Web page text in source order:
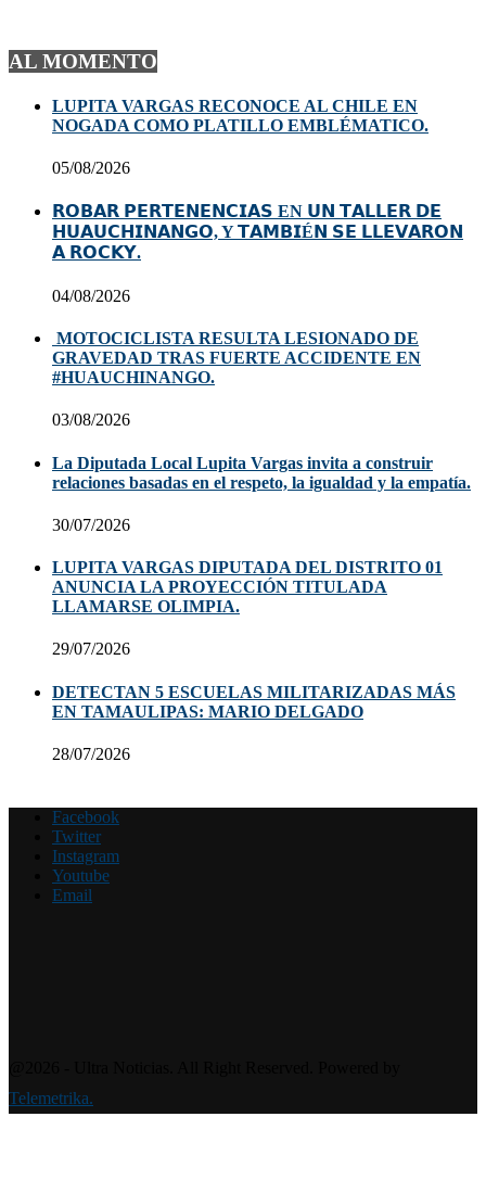
AL MOMENTO
LUPITA VARGAS RECONOCE AL CHILE EN
NOGADA COMO PLATILLO EMBLÉMATICO.
05/08/2026
𝗥𝗢𝗕𝗔𝗥 𝗣𝗘𝗥𝗧𝗘𝗡𝗘𝗡𝗖𝗜𝗔𝗦 EN 𝗨𝗡 𝗧𝗔𝗟𝗟𝗘𝗥 𝗗𝗘
𝗛𝗨𝗔𝗨𝗖𝗛𝗜𝗡𝗔𝗡𝗚𝗢, Y 𝗧𝗔𝗠𝗕𝗜É𝗡 𝗦𝗘 𝗟𝗟𝗘𝗩𝗔𝗥𝗢𝗡
𝗔 𝗥𝗢𝗖𝗞𝗬.
04/08/2026
MOTOCICLISTA RESULTA LESIONADO DE
GRAVEDAD TRAS FUERTE ACCIDENTE EN
#HUAUCHINANGO.
03/08/2026
La Diputada Local Lupita Vargas invita a construir
relaciones basadas en el respeto, la igualdad y la empatía.
30/07/2026
LUPITA VARGAS DIPUTADA DEL DISTRITO 01
ANUNCIA LA PROYECCIÓN TITULADA
LLAMARSE OLIMPIA.
29/07/2026
DETECTAN 5 ESCUELAS MILITARIZADAS MÁS
EN TAMAULIPAS: MARIO DELGADO
28/07/2026
Facebook
Twitter
Instagram
Youtube
Email
Telemetrika.